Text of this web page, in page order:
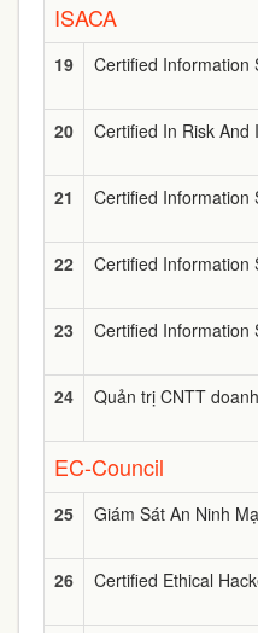
ISACA
19 Certified Information
20 Certified In Risk And
21 Certified Information
22 Certified Information
23 Certified Information
24 Quản trị CNTT
EC-Council
25 Giám Sát An Ninh
26 Certified Ethical